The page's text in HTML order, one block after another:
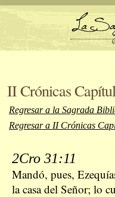
II Crónicas
Regresar a la Sagrada
Regresar a II Crónicas
2Cro 31:11
Mandó, pues,
la casa del Señor; lo